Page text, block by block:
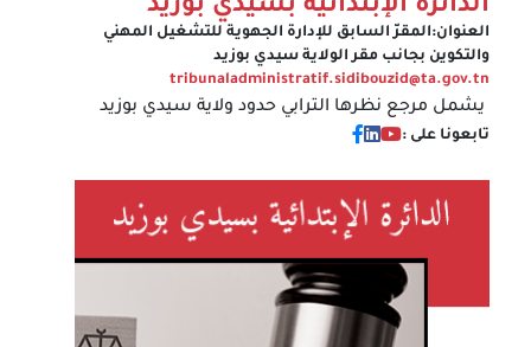
الدائرة الإبتدائية بسيدي بوزيد
العنوان:المقرّ السابق للإدارة الجهوية للتشغيل المهني
والتكوين بجانب مقر الولاية سيدي بوزيد
tribunaladministratif.sidibouzid@ta.gov.tn
يشمل مرجع نظرها الترابي حدود ولاية سيدي بوزيد
تابعونا على :